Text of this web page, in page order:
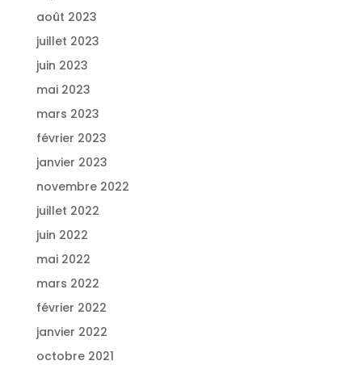
août 2023
juillet 2023
juin 2023
mai 2023
mars 2023
février 2023
janvier 2023
novembre 2022
juillet 2022
juin 2022
mai 2022
mars 2022
février 2022
janvier 2022
octobre 2021